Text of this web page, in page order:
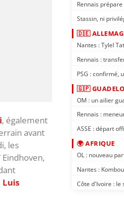
, également
avant
les
Luis
Rennais
Stassin, ni
🇩🇪
Nantes : Tylel
Rennais :
PSG : confirmé,
🇬🇵
OM : un ailier
Rennais :
ASSE : départ
🌍 AFRIQUE
OL : nouveau
Nantes :
Côte d'Ivoire : le